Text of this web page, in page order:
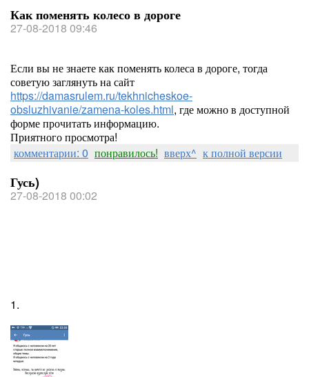
Как поменять колесо в дороге
27-08-2018 09:46
Если вы не знаете как поменять колеса в дороге, тогда
советую заглянуть на сайт
https://damasrulem.ru/tekhnicheskoe-
obsluzhivanie/zamena-koles.html, где можно в доступной
форме прочитать информацию.
Приятного просмотра!
комментарии: 0 понравилось! вверх^ к полной версии
Гусь)
27-08-2018 00:02
1.